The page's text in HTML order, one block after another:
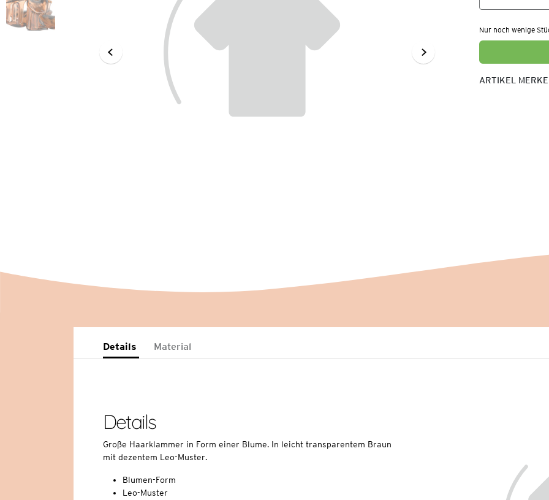
Nur noch wenige
ARTIKEL
Details Material
Details
Große Haarklammer in Form einer Blume. In leicht transparentem Braun
mit dezentem Leo-Muster.
Blumen-Form
Leo-Muster